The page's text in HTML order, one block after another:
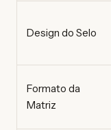
Design do Selo
Formato da
Matriz